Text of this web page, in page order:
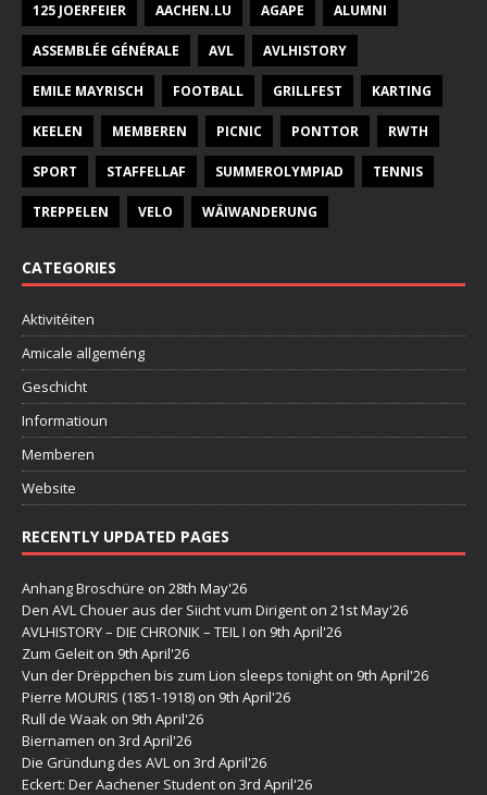
125 JOERFEIER AACHEN.LU AGAPE ALUMNI
ASSEMBLÉE GÉNÉRALE AVL AVLHISTORY
EMILE MAYRISCH FOOTBALL GRILLFEST KARTING
KEELEN MEMBEREN PICNIC PONTTOR RWTH
SPORT STAFFELLAF SUMMEROLYMPIAD TENNIS
TREPPELEN VELO WÄIWANDERUNG
CATEGORIES
Aktivitéiten
Amicale allgeméng
Geschicht
Informatioun
Memberen
Website
RECENTLY UPDATED PAGES
Anhang Broschüre on 28th May'26
Den AVL Chouer aus der Siicht vum Dirigent on 21st May'26
AVLHISTORY – DIE CHRONIK – TEIL I on 9th April'26
Zum Geleit on 9th April'26
Vun der Drëppchen bis zum Lion sleeps tonight on 9th April'26
Pierre MOURIS (1851-1918) on 9th April'26
Rull de Waak on 9th April'26
Biernamen on 3rd April'26
Die Gründung des AVL on 3rd April'26
Eckert: Der Aachener Student on 3rd April'26